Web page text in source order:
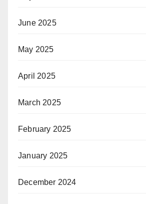
June 2025
May 2025
April 2025
March 2025
February 2025
January 2025
December 2024